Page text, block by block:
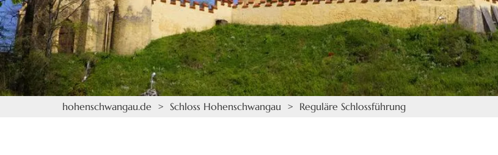
hohenschwangau.de > Schloss Hohenschwangau > Reguläre Schlossführung